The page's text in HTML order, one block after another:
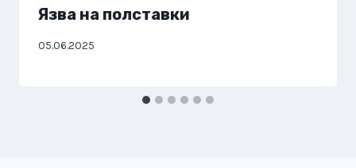
Язва на полставки
05.06.2025